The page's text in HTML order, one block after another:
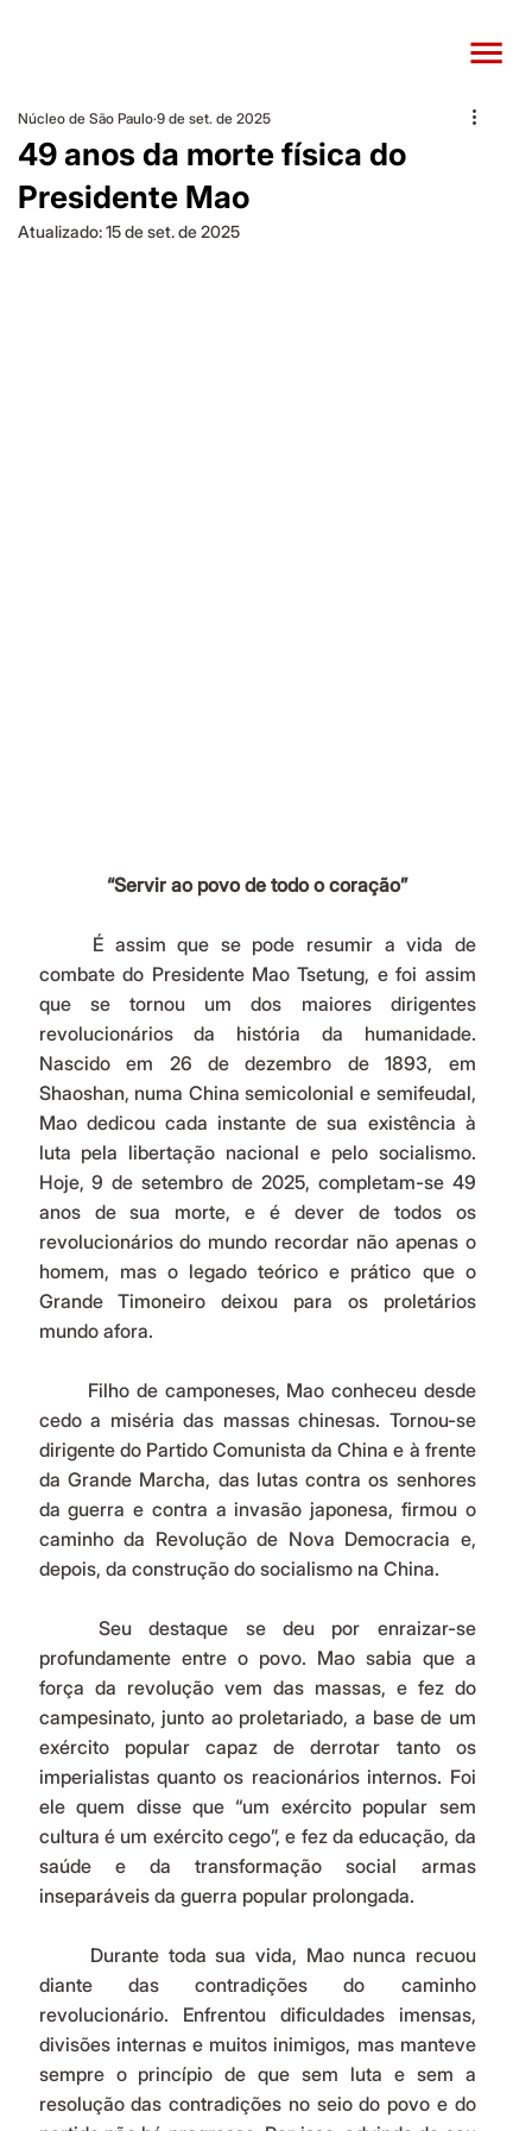
49 anos da morte física do
Presidente Mao
Núcleo de São Paulo 9 de set. de 2025
Atualizado:15 de set. de 2025
“Servir ao povo de todo o coração”
combate do Presidente Mao Tsetung, e foi assim
que se tornou um dos maiores dirigentes
revolucionários da história da humanidade.
Nascido em 26 de dezembro de 1893, em
Shaoshan, numa China semicolonial e semifeudal,
Mao dedicou cada instante de sua existência à
luta pela libertação nacional e pelo socialismo.
Hoje, 9 de setembro de 2025, completam-se 49
anos de sua morte, e é dever de todos os
revolucionários do mundo recordar não apenas o
homem, mas o legado teórico e prático que o
Grande Timoneiro deixou para os proletários
mundo afora.
cedo a miséria das massas chinesas. Tornou-se
dirigente do Partido Comunista da China e à frente
da Grande Marcha, das lutas contra os senhores
da guerra e contra a invasão japonesa, firmou o
caminho da Revolução de Nova Democracia e,
depois, da construção do socialismo na China.
profundamente entre o povo. Mao sabia que a
força da revolução vem das massas, e fez do
campesinato, junto ao proletariado, a base de um
exército popular capaz de derrotar tanto os
imperialistas quanto os reacionários internos. Foi
ele quem disse que “um exército popular sem
cultura é um exército cego”, e fez da educação, da
saúde e da transformação social armas
inseparáveis da guerra popular prolongada.
diante das contradições do caminho
revolucionário. Enfrentou dificuldades imensas,
divisões internas e muitos inimigos, mas manteve
sempre o princípio de que sem luta e sem a
resolução das contradições no seio do povo e do